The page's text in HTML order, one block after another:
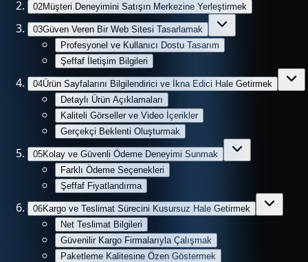
02Müşteri Deneyimini Satışın Merkezine Yerleştirmek
03Güven Veren Bir Web Sitesi Tasarlamak
Profesyonel ve Kullanıcı Dostu Tasarım
Şeffaf İletişim Bilgileri
04Ürün Sayfalarını Bilgilendirici ve İkna Edici Hale Getirmek
Detaylı Ürün Açıklamaları
Kaliteli Görseller ve Video İçerikler
Gerçekçi Beklenti Oluşturmak
05Kolay ve Güvenli Ödeme Deneyimi Sunmak
Farklı Ödeme Seçenekleri
Şeffaf Fiyatlandırma
06Kargo ve Teslimat Sürecini Kusursuz Hale Getirmek
Net Teslimat Bilgileri
Güvenilir Kargo Firmalarıyla Çalışmak
Paketleme Kalitesine Özen Göstermek